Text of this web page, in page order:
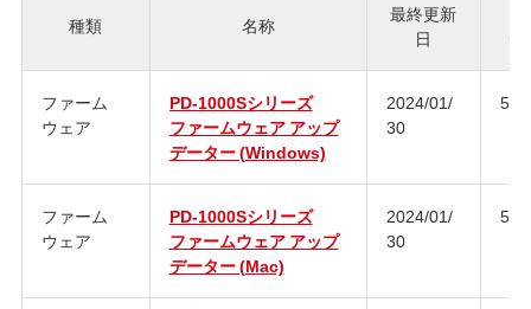
種類 名称
最終更新
日
ジ
ファーム
ウェア
PD-1000Sシリーズ
ファームウェア アップ
データー (Windows)
2024/01/
30
ファーム
ウェア
PD-1000Sシリーズ
ファームウェア アップ
データー (Mac)
2024/01/
30